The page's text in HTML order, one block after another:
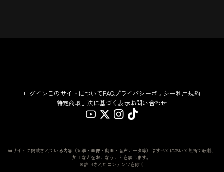
ログインこのサイトについてFAQプライバシーポリシー利用規約
特定商取引法に基づく表示お問い合わせ
当サイトに掲載されている内容（記事・画像・動画・音声データ等）はすべてにおいて無断で転載、
加工などをおこなうことを禁じます。
※許可されたコンテンツを除く